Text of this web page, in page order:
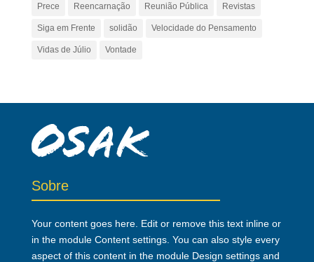
Prece Reencarnação Reunião Pública Revistas
Siga em Frente solidão Velocidade do Pensamento
Vidas de Júlio Vontade
Sobre
Your content goes here. Edit or remove this text inline or
in the module Content settings. You can also style every
aspect of this content in the module Design settings and